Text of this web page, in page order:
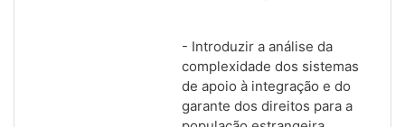
- Introduzir a análise da
complexidade dos sistemas
de apoio à integração e do
garante dos direitos para a